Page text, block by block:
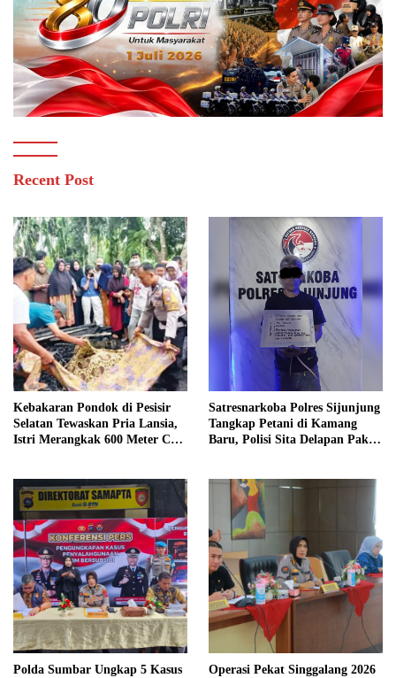
Recent Post
Kebakaran Pondok di Pesisir
Selatan Tewaskan Pria Lansia,
Istri Merangkak 600 Meter Cari
Satresnarkoba Polres Sijunjung
Tangkap Petani di Kamang
Baru, Polisi Sita Delapan Paket
Polda Sumbar Ungkap 5 Kasus
Operasi Pekat Singgalang 2026